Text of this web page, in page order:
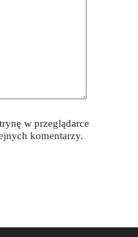
w przeglądarce
komentarzy.